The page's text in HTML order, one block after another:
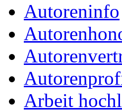
Autoreninfo
Arbeit